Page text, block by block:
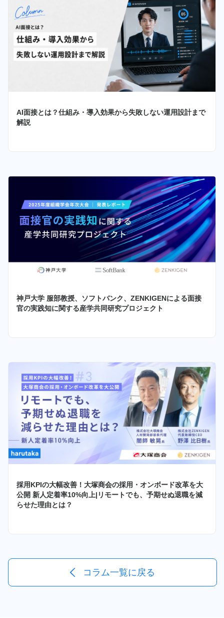
AI面接とは？仕組み・導入効果から失敗しない運用設計まで
解説
神戸大学 服部教授、ソフトバンク、ZENKIGENによる面接
官の実践知に関する産学共同研究プロジェクト
採用KPIの大幅改善！大塚商会の採用・オンボード改革を大
公開 新人定着率10%向上|リモートでも、予期せぬ退職を減
らせた理由とは？
コラム一覧に戻る